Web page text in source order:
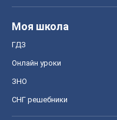
Моя школа
ГДЗ
Онлайн уроки
ЗНО
СНГ решебники